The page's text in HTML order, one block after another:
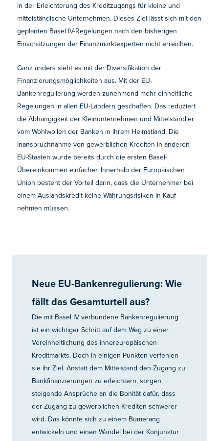
in der Erleichterung des Kreditzugangs für kleine und
mittelständische Unternehmen. Dieses Ziel lässt sich mit den
geplanten Basel IV-Regelungen nach den bisherigen
Einschätzungen der Finanzmarktexperten nicht erreichen.
Ganz anders sieht es mit der Diversifikation der
Finanzierungsmöglichkeiten aus. Mit der EU-
Bankenregulierung werden zunehmend mehr einheitliche
Regelungen in allen EU-Ländern geschaffen. Das reduziert
die Abhängigkeit der Kleinunternehmen und Mittelständler
vom Wohlwollen der Banken in ihrem Heimatland. Die
Inanspruchnahme von gewerblichen Krediten in anderen
EU-Staaten wurde bereits durch die ersten Basel-
Übereinkommen einfacher. Innerhalb der Europäischen
Union besteht der Vorteil darin, dass die Unternehmer bei
einem Auslandskredit keine Währungsrisiken in Kauf
nehmen müssen.
Neue EU-Bankenregulierung: Wie
fällt das Gesamturteil aus?
Die mit Basel IV verbundene Bankenregulierung
ist ein wichtiger Schritt auf dem Weg zu einer
Vereinheitlichung des innereuropäischen
Kreditmarkts. Doch in einigen Punkten verfehlen
sie ihr Ziel. Anstatt dem Mittelstand den Zugang zu
Bankfinanzierungen zu erleichtern, sorgen
steigende Ansprüche an die Bonität dafür, dass
der Zugang zu gewerblichen Krediten schwerer
wird. Das könnte sich zu einem Bumerang
entwickeln und einen Wandel bei der Konjunktur